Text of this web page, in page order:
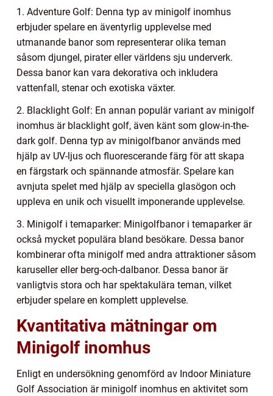
1. Adventure Golf: Denna typ av minigolf inomhus
erbjuder spelare en äventyrlig upplevelse med
utmanande banor som representerar olika teman
såsom djungel, pirater eller världens sju underverk.
Dessa banor kan vara dekorativa och inkludera
vattenfall, stenar och exotiska växter.
2. Blacklight Golf: En annan populär variant av minigolf
inomhus är blacklight golf, även känt som glow-in-the-
dark golf. Denna typ av minigolfbanor används med
hjälp av UV-ljus och fluorescerande färg för att skapa
en färgstark och spännande atmosfär. Spelare kan
avnjuta spelet med hjälp av speciella glasögon och
uppleva en unik och visuellt imponerande upplevelse.
3. Minigolf i temaparker: Minigolfbanor i temaparker är
också mycket populära bland besökare. Dessa banor
kombinerar ofta minigolf med andra attraktioner såsom
karuseller eller berg-och-dalbanor. Dessa banor är
vanligtvis stora och har spektakulära teman, vilket
erbjuder spelare en komplett upplevelse.
Kvantitativa mätningar om
Minigolf inomhus
Enligt en undersökning genomförd av Indoor Miniature
Golf Association är minigolf inomhus en aktivitet som